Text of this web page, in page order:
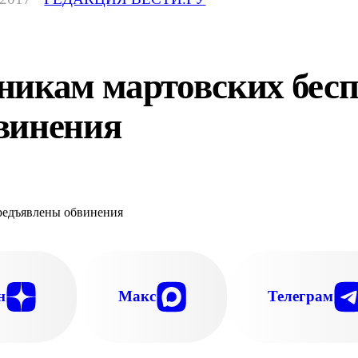
мартовских
Макс Телеграм